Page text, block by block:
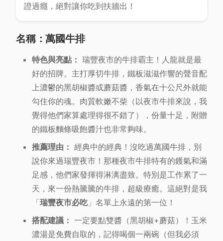
證過癮，絕對讓你吃到扶牆出！
名稱：萬國牛排
特色與亮點： 瑞豐夜市的牛排霸主！人龍就是最
好的招牌。主打厚切牛排，鐵板滋滋作響的聲音配
上濃鬱的黑胡椒醬或蘑菇醬，香氣在十公尺外就能
勾住你的魂。肉質軟嫩不柴（以夜市牛排來說，我
覺得他們家算處理得很不錯了），份量十足，附贈
的鐵板麵條吸飽醬汁也非常夠味。
推薦理由： 經典中的經典！沒吃過萬國牛排，別
說你來過瑞豐夜市！那種夜市牛排特有的鑊氣和滿
足感，他們家發揮得淋漓盡致。特別是工作累了一
天，來一份熱騰騰的牛排，超級療癒。這絕對是我
「瑞豐夜市必吃」名單上永遠的第一位！
搭配建議： 一定要點雙醬（黑胡椒+蘑菇）！玉米
濃湯是免費自取的，記得喝個一兩碗（但我必須